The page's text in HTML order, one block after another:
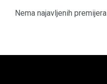
Nema najavljenih premijera